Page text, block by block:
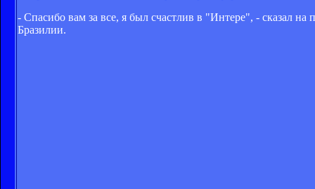
- Спасибо вам за все, я был счастлив в "Интере", - сказал
Бразилии.